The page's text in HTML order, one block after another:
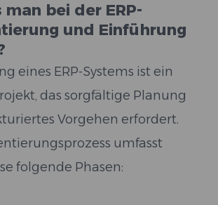
man bei der ERP-
und Einführung
eines ERP-Systems ist ein
das sorgfältige Planung
Vorgehen erfordert.
umfasst
folgende Phasen: